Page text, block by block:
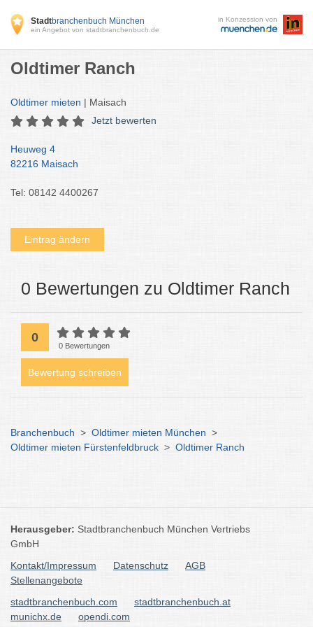
Stadtbranchenbuch München
ein Angebot von stadtbranchenbuch.de
in Konzession von
Oldtimer Ranch
Oldtimer mieten | Maisach
Jetzt bewerten
Heuweg 4
82216 Maisach
Tel: 08142 4400267
Eintrag ändern
0 Bewertungen zu Oldtimer Ranch
0
0 Bewertungen
Bewertung schreiben
Branchenbuch > Oldtimer mieten München >
Oldtimer mieten Fürstenfeldbruck > Oldtimer Ranch
Herausgeber: Stadtbranchenbuch München Vertriebs
GmbH
Kontakt/Impressum
Datenschutz
AGB
Stellenangebote
stadtbranchenbuch.com
stadtbranchenbuch.at
munichx.de
opendi.com